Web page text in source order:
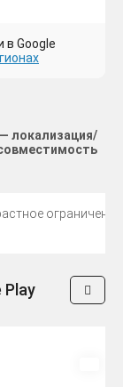
в Google
локализация/
ограничение
Play